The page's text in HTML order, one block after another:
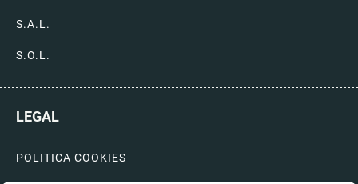
S.A.L.
S.O.L.
LEGAL
POLITICA COOKIES